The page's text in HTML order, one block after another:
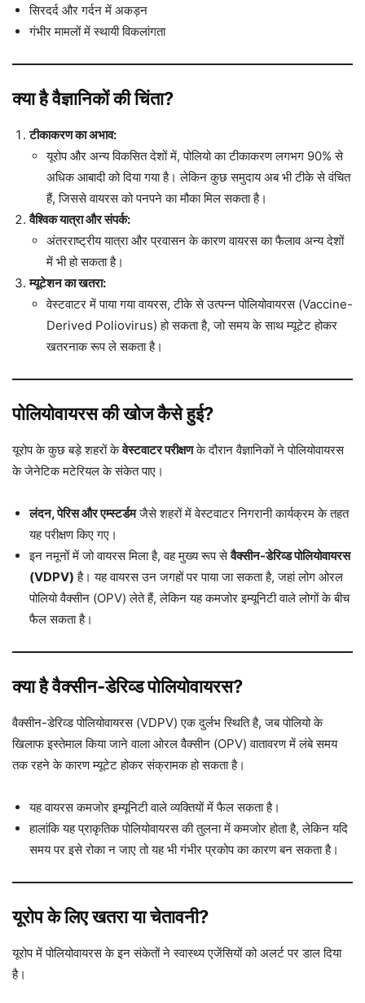
सिरदर्द और गर्दन में अकड़न
गंभीर मामलों में स्थायी विकलांगता
क्या है वैज्ञानिकों की चिंता?
टीकाकरण का अभाव:
यूरोप और अन्य विकसित देशों में, पोलियो का टीकाकरण लगभग 90% से
अधिक आबादी को दिया गया है। लेकिन कुछ समुदाय अब भी टीके से वंचित
हैं, जिससे वायरस को पनपने का मौका मिल सकता है।
वैश्विक यात्रा और संपर्क:
अंतरराष्ट्रीय यात्रा और प्रवासन के कारण वायरस का फैलाव अन्य देशों
में भी हो सकता है।
म्यूटेशन का खतरा:
वेस्टवाटर में पाया गया वायरस, टीके से उत्पन्न पोलियोवायरस (Vaccine-
Derived Poliovirus) हो सकता है, जो समय के साथ म्यूटेट होकर
खतरनाक रूप ले सकता है।
पोलियोवायरस की खोज कैसे हुई?
यूरोप के कुछ बड़े शहरों केवेस्टवाटर परीक्षणके दौरान वैज्ञानिकों ने पोलियोवायरस
के जेनेटिक मटेरियल के संकेत पाए।
लंदन, पेरिस और एम्स्टर्डमजैसे शहरों में वेस्टवाटर निगरानी कार्यक्रम के तहत
यह परीक्षण किए गए।
इन नमूनों में जो वायरस मिला है, वह मुख्य रूप सेवैक्सीन-डेरिव्ड पोलियोवायरस
(VDPV) है। यह वायरस उन जगहों पर पाया जा सकता है, जहां लोग ओरल
पोलियो वैक्सीन (OPV) लेते हैं, लेकिन यह कमजोर इम्यूनिटी वाले लोगों के बीच
फैल सकता है।
क्या है वैक्सीन-डेरिव्ड पोलियोवायरस?
वैक्सीन-डेरिव्ड पोलियोवायरस (VDPV) एक दुर्लभ स्थिति है, जब पोलियो के
खिलाफ इस्तेमाल किया जाने वाला ओरल वैक्सीन (OPV) वातावरण में लंबे समय
तक रहने के कारण म्यूटेट होकर संक्रामक हो सकता है।
यह वायरस कमजोर इम्यूनिटी वाले व्यक्तियों में फैल सकता है।
हालांकि यह प्राकृतिक पोलियोवायरस की तुलना में कमजोर होता है, लेकिन यदि
समय पर इसे रोका न जाए तो यह भी गंभीर प्रकोप का कारण बन सकता है।
यूरोप के लिए खतरा या चेतावनी?
यूरोप में पोलियोवायरस के इन संकेतों ने स्वास्थ्य एजेंसियों को अलर्ट पर डाल दिया
है।